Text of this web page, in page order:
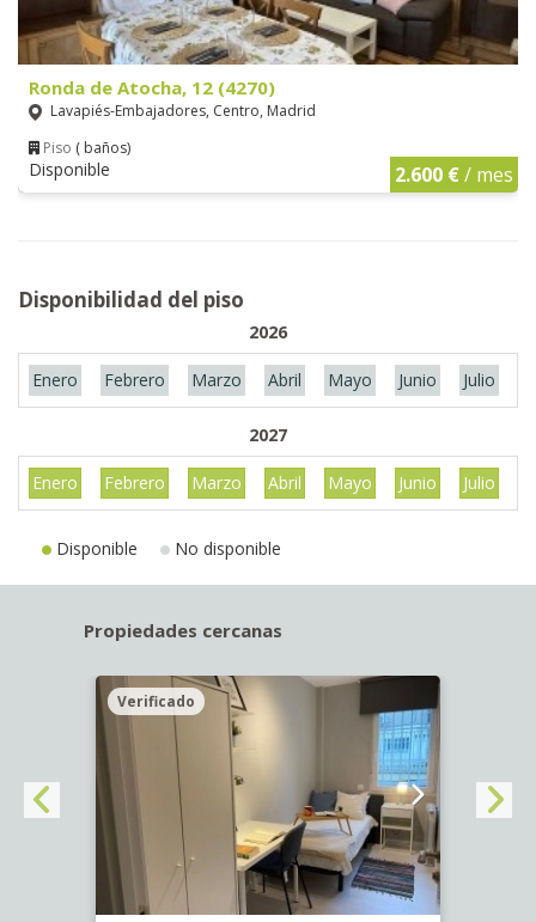
Ronda de Atocha, 12 (4270)
Lavapiés-Embajadores, Centro, Madrid
Piso ( baños)
Disponible 2.600 €/ mes
Disponibilidad del piso
2026
Enero Febrero Marzo Abril Mayo Junio Julio
2027
Enero Febrero Marzo Abril Mayo Junio Julio
Disponible No disponible
Propiedades cercanas
Verificado